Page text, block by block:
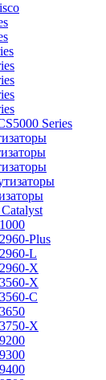
Series
Plus
L
X
X
C
X